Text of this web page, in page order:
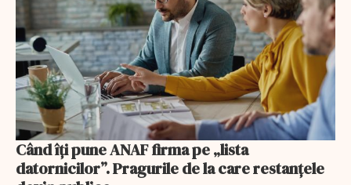
Când îți pune ANAF firma pe „lista
datornicilor”. Pragurile de la care restanțele